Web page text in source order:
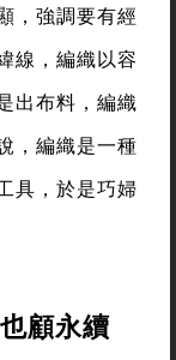
，強調要有經
線，編織以容
出布料，編織
，編織是一種
具，於是巧婦
顧永續